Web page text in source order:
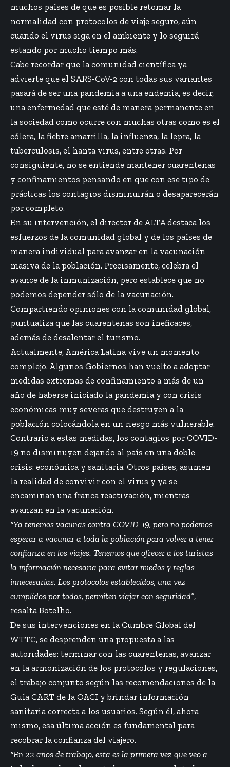
muchos países de que es posible retomar la
normalidad con protocolos de viaje seguro, aún
cuando el virus siga en el ambiente y lo seguirá
estando por mucho tiempo más.
Cabe recordar que la comunidad científica ya
advierte que el SARS-CoV-2 con todas sus variantes
pasará de ser una pandemia a una endemia, es decir,
una enfermedad que esté de manera permanente en
la sociedad como ocurre con muchas otras como es el
cólera, la fiebre amarrilla, la influenza, la lepra, la
tuberculosis, el hanta virus, entre otras. Por
consiguiente, no se entiende mantener cuarentenas
y confinamientos pensando en que con ese tipo de
prácticas los contagios disminuirán o desaparecerán
por completo.
En su intervención, el director de ALTA destaca los
esfuerzos de la comunidad global y de los países de
manera individual para avanzar en la vacunación
masiva de la población. Precisamente, celebra el
avance de la inmunización, pero establece que no
podemos depender sólo de la vacunación.
Compartiendo opiniones con la comunidad global,
puntualiza que las cuarentenas son ineficaces,
además de desalentar el turismo.
Actualmente, América Latina vive un momento
complejo. Algunos Gobiernos han vuelto a adoptar
medidas extremas de confinamiento a más de un
año de haberse iniciado la pandemia y con crisis
económicas muy severas que destruyen a la
población colocándola en un riesgo más vulnerable.
Contrario a estas medidas, los contagios por COVID-
19 no disminuyen dejando al país en una doble
crisis: económica y sanitaria. Otros países, asumen
la realidad de convivir con el virus y ya se
encaminan una franca reactivación, mientras
avanzan en la vacunación.
“Ya tenemos vacunas contra COVID-19, pero no podemos
esperar a vacunar a toda la población para volver a tener
confianza en los viajes. Tenemos que ofrecer a los turistas
la información necesaria para evitar miedos y reglas
innecesarias. Los protocolos establecidos, una vez
cumplidos por todos, permiten viajar con seguridad”,
resalta Botelho.
De sus intervenciones en la Cumbre Global del
WTTC, se desprenden una propuesta a las
autoridades: terminar con las cuarentenas, avanzar
en la armonización de los protocolos y regulaciones,
el trabajo conjunto según las recomendaciones de la
Guía CART de la OACI y brindar información
sanitaria correcta a los usuarios. Según él, ahora
mismo, esa última acción es fundamental para
recobrar la confianza del viajero.
“En 22 años de trabajo, esta es la primera vez que veo a